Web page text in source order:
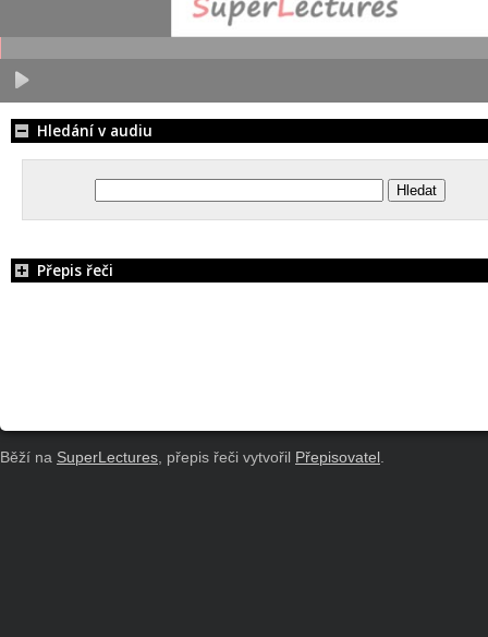
Hledání v audiu
Přepis řeči
Běží na SuperLectures, přepis řeči vytvořil Přepisovatel .